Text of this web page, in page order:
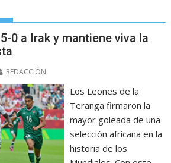
0 a Irak y mantiene viva la
REDACCIÓN
Los Leones de la
Teranga firmaron la
mayor goleada de una
selección africana en la
historia de los